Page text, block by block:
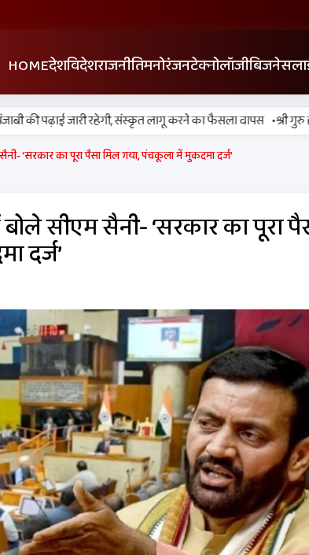
HOMEदेशविदेशराजनीतिमनोरंजनटेक्नोलॉजीबिजनेस
पढ़ाई जारी रहेगी, संस्कृत लागू करने का फैसला वापस •श्री गुरु
‘सरकार का पूरा पैसा मिल गया, पंचकूला में मुकदमा दर्ज’
सीएम सैनी- ‘सरकार का पूरा
दर्ज’